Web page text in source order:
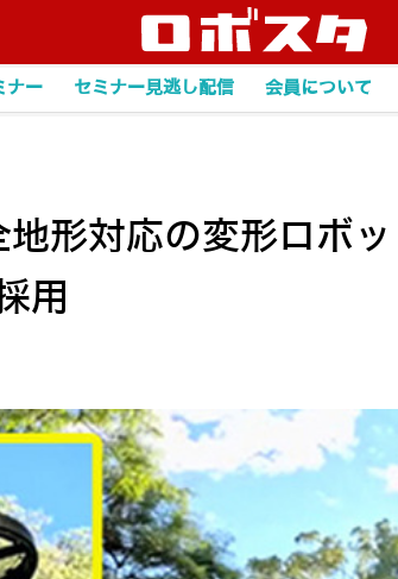
ナー セミナー見逃し配信 会員について
地形対応の変形ロ
用